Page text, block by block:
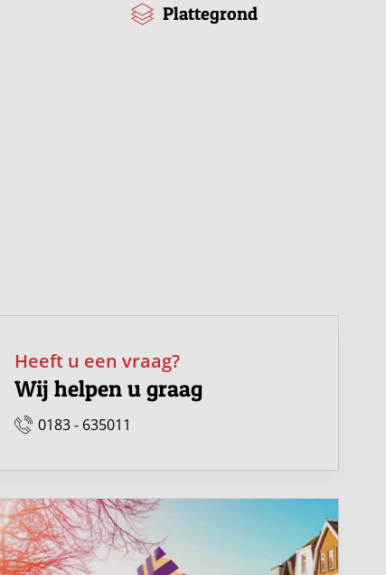
Plattegrond
Heeft u een vraag?
Wij helpen u graag
0183 - 635011